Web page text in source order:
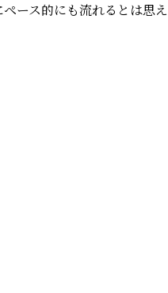
ース的にも流れるとは思え